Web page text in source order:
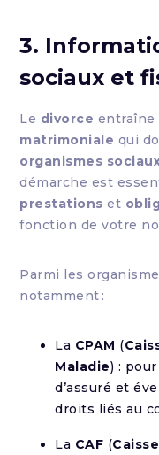
3.
sociaux et
Le divorce entraîne
matrimoniale qui
organismes
démarche est
prestations et
fonction de votre
Parmi les
notamment :
La CPAM (
Maladie) :
d’assuré et
droits liés au
La CAF (